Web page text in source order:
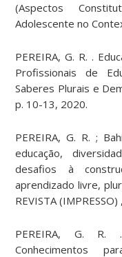
(Aspectos
Adolescente no
PEREIRA, G. R. .
Profissionais de
Saberes Plurais e
p. 10-13, 2020.
PEREIRA, G. R. ;
educação,
desafios à
aprendizado livre,
REVISTA
PEREIRA, G. R.
Conhecimentos